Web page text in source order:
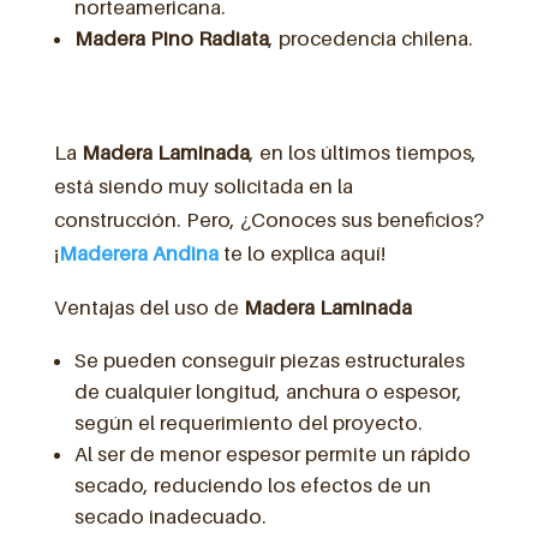
norteamericana.
Madera Pino Radiata, procedencia chilena.
La Madera Laminada, en los últimos tiempos,
está siendo muy solicitada en la
construcción. Pero, ¿Conoces sus beneficios?
¡Maderera Andinate lo explica aquí!
Ventajas del uso de Madera Laminada
Se pueden conseguir piezas estructurales
de cualquier longitud, anchura o espesor,
según el requerimiento del proyecto.
Al ser de menor espesor permite un rápido
secado, reduciendo los efectos de un
secado inadecuado.